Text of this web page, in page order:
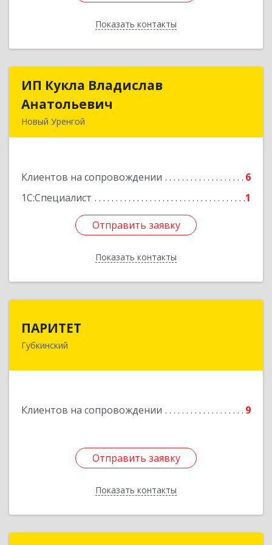
Показать контакты
Назад
ИП Кукла Владислав
Анатольевич
Новый Уренгой
Клиентов на сопровождении
6
1С:Специалист
1
Отправить заявку
Показать контакты
ИП Кукла Владислав
Подробнее
Отправить заявку
Назад
ПАРИТЕТ
Губкинский
Клиентов на сопровождении 9
Отправить заявку
Показать контакты
629830, Ямало-Ненецкий АО, Губкинский г, 9-й
Отправить заявку
Назад